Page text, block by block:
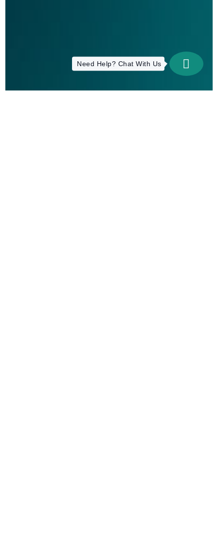
Need Help? Chat With Us